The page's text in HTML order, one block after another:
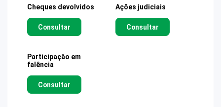
Cheques devolvidos
Consultar
Ações judiciais
Consultar
Participação em
falência
Consultar